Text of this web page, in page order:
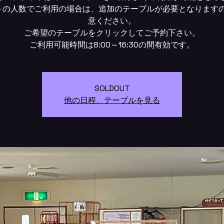
人数でご利用の場合は、追加のテーブルが必要となります
意ください。
ご希望のテーブルをクリックしてご予約下さい。
SOLDOUT
他の日程、テーブルを見る